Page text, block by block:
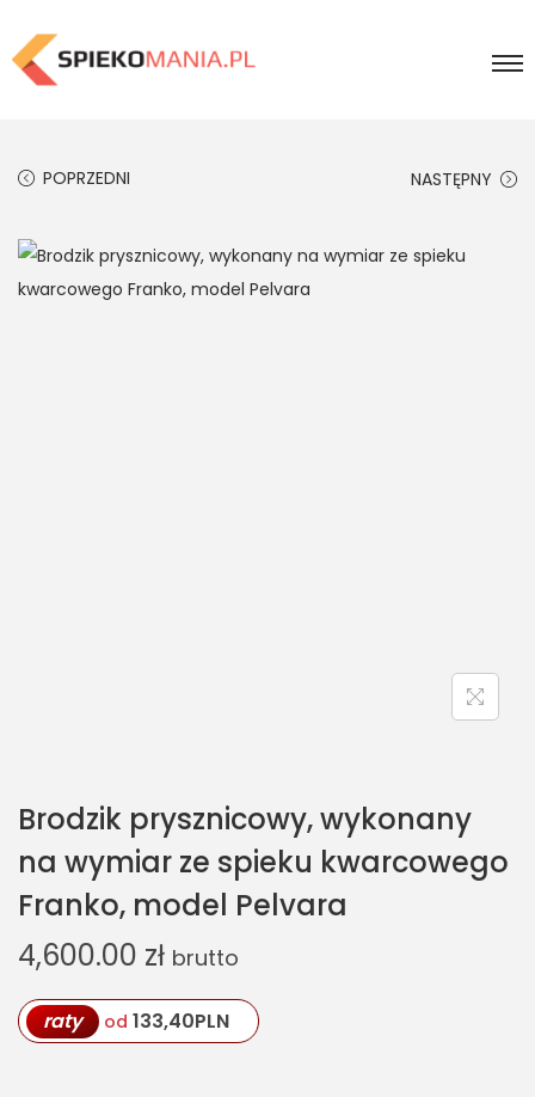
POPRZEDNI NASTĘPNY
Brodzik prysznicowy, wykonany
na wymiar ze spieku kwarcowego
Franko, model Pelvara
4,600.00 zł brutto
raty od 133,40PLN